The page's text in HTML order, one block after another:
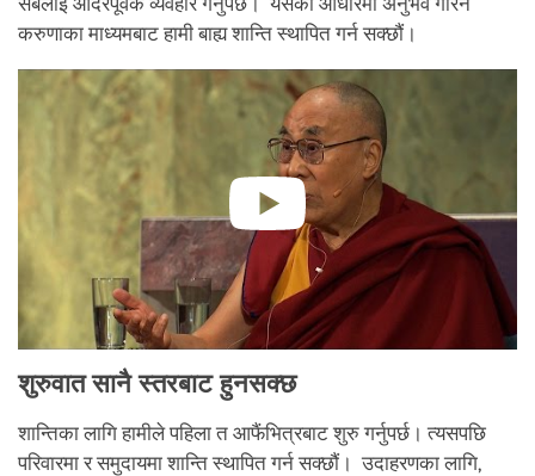
करुणाका माध्यमबाट हामी बाह्य शान्ति स्थापित गर्न सक्छौं।
शुरुवात सानै स्तरबाट हुनसक्छ
शान्तिका लागि हामीले पहिला त आफैंभित्रबाट शुरु गर्नुपर्छ। त्यसपछि
परिवारमा र समुदायमा शान्ति स्थापित गर्न सक्छौं। उदाहरणका लागि,